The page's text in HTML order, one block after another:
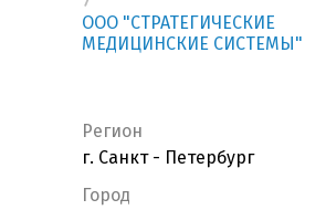
ООО "СТРАТЕГИЧЕСКИЕ
МЕДИЦИНСКИЕ СИСТЕМЫ"
Регион
г. Санкт - Петербург
Город